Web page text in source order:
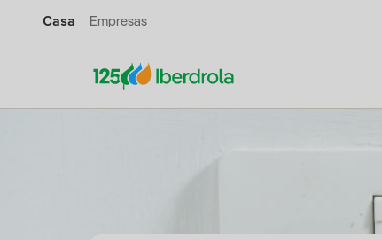
Casa Empresas